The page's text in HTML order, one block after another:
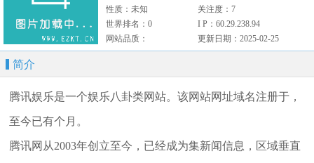
性质：未知
关注度：7
世界排名：0
I P：60.29.238.94
网站品质：
更新日期：2025-02-25
简介
腾讯娱乐是一个娱乐八卦类网站。该网站网址域名注册于，
至今已有个月。
腾讯网从2003年创立至今，已经成为集新闻信息，区域垂直